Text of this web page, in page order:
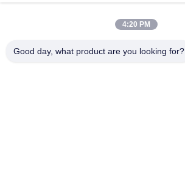
4:20 PM
Good day, what product are you looking for?